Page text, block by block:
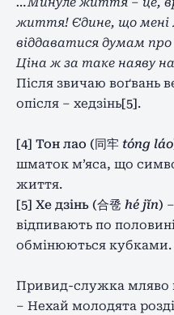
життя! Єдине, що мені
віддаватися думам про
Ціна ж за таке наяву
Після звичаю воґвань
опісля – хедзінь[5].
[4] Тон лао (同牢 tóng láo
шматок м’яса, що
життя.
[5] Хе дзінь (合卺 hé jĭn)
відпивають по
обмінюються кубками.
Привид-служка мляво
– Нехай молодята